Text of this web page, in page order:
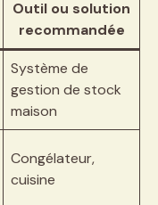
Outil ou solution
recommandée
Système de
gestion de stock
maison
Congélateur,
cuisine